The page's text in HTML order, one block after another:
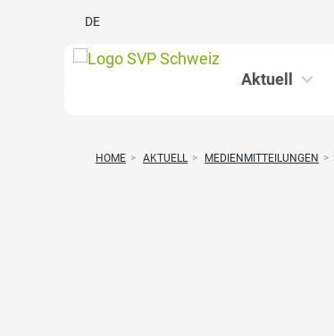
DE
Aktuell
HOME > AKTUELL > MEDIENMITTEILUNGEN >